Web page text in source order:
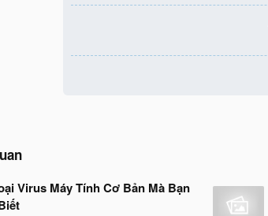
Virus Máy Tính Cơ Bản Mà Bạn